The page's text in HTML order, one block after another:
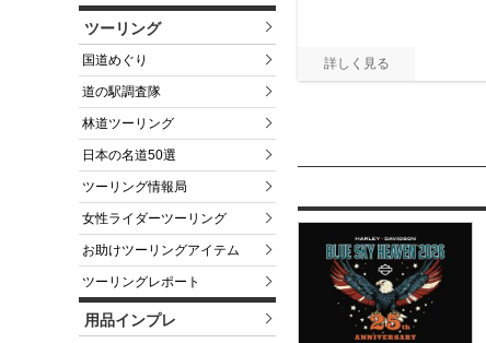
ツーリング
国道めぐり
道の駅調査隊
林道ツーリング
日本の名道50選
ツーリング情報局
女性ライダーツーリング
お助けツーリングアイテム
ツーリングレポート
用品インプレ